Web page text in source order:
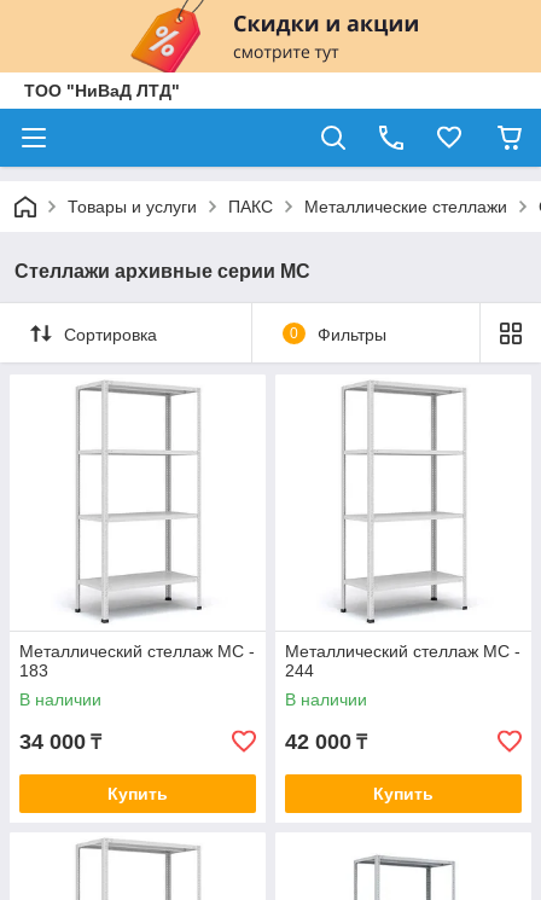
ТОО "НиВаД ЛТД"
Товары и услуги ПАКС Металлические стеллажи
Стеллажи архивные серии МС
Сортировка 0 Фильтры
Металлический стеллаж МС -
183
В наличии
34 000 ₸
Купить
Металлический стеллаж МС -
244
В наличии
42 000 ₸
Купить